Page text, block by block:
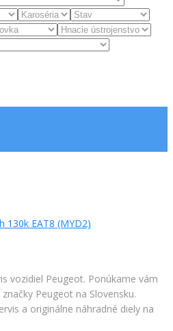
130k EAT8 (MYD2)
vozidiel Peugeot. Ponúkame vám
Peugeot na Slovensku.
a originálne náhradné diely na